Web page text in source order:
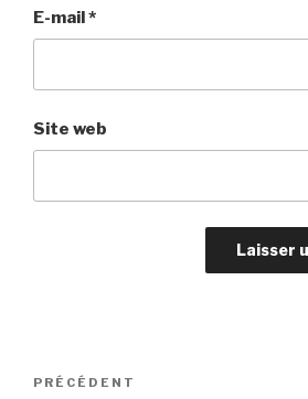
E-mail*
Site web
Navigation
Article
PRÉCÉDENT